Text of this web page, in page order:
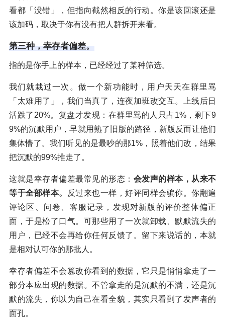
看都「没错」，但指向截然相反的行动。你是该回滚还是
该加码，取决于你有没有把人群拆开来看。
第三种，幸存者偏差。
指的是你手上的样本，已经经过了某种筛选。
我们就栽过一次。做一个新功能时，用户天天在群里骂
「太难用了」，我们当真了，连夜加班改交互。上线后日
活跌了20%。复盘才发现：在群里骂的人只占1%，剩下9
9%的沉默用户，早就用熟了旧版的路径，新版反而让他们
集体懵了。我们听见的是最吵的那1%，照着他们改，结果
把沉默的99%推走了。
这就是幸存者偏差最常见的形态： 会发声的样本，从来不
等于全部样本。
反过来也一样，好评同样会骗你。你翻遍
评论区、问卷、客服记录，发现对新版的评价整体偏正
面，于是松了口气。可那些用了一次就卸载、默默流失的
用户，已经不会再给你任何反馈了。留下来说话的，本就
是相对认可你的那批人。
幸存者偏差不会篡改你看到的数据，它只是悄悄拿走了一
部分本应出现的数据。不管拿走的是沉默的不满，还是沉
默的流失，你以为自己在看全貌，其实只看到了发声者的
面孔。